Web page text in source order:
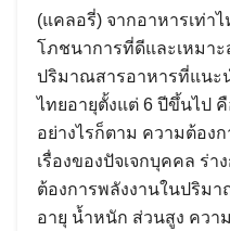
(แคลอรี่) จากอาหารเท่า
โภชนาการที่ดีและเหมาะ
ปริมาณสารอาหารที่แนะ
ไทยอายุตั้งแต่ 6 ปีขึ้นไป
อย่างไรก็ตาม ความต้อง
เรื่องของปัจเจกบุคคล ร่
ต้องการพลังงานในปริม
อายุ น้ำหนัก ส่วนสูง ควา